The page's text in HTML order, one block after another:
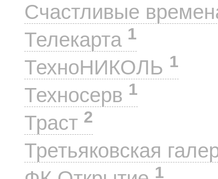
Счастливые
Телекарта 1
ТехноНИКОЛЬ 1
Техносерв 1
Траст 2
Третьяковская
1